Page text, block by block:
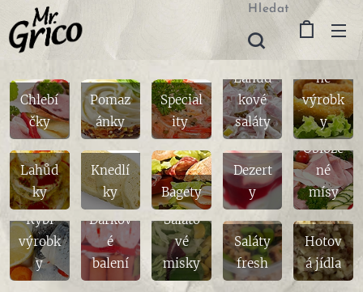
Hledat
Chlebí
čky
Pomaz
ánky
Special
ity
Lahůd
kové
saláty
né
výrobk
y
Lahůd
ky
Knedlí
ky
Bagety
Dezert
y
Oblože
né
mísy
Rybí
výrobk
y
Dárkov
é
balení
Saláto
vé
misky
Saláty
fresh
Hotov
á jídla